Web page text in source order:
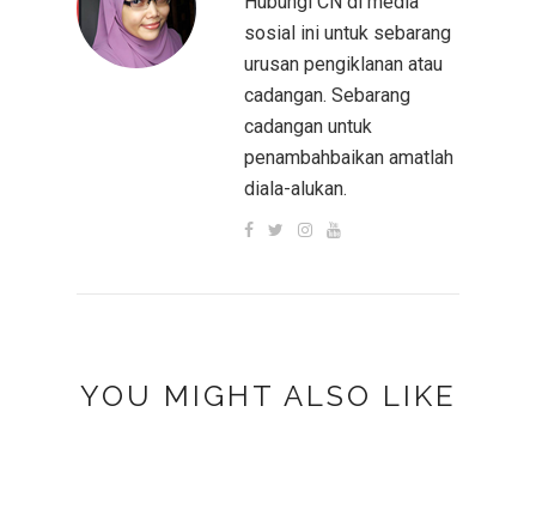
sosial ini untuk sebarang
urusan pengiklanan atau
cadangan. Sebarang
cadangan untuk
penambahbaikan amatlah
diala-alukan.
YOU MIGHT ALSO LIKE